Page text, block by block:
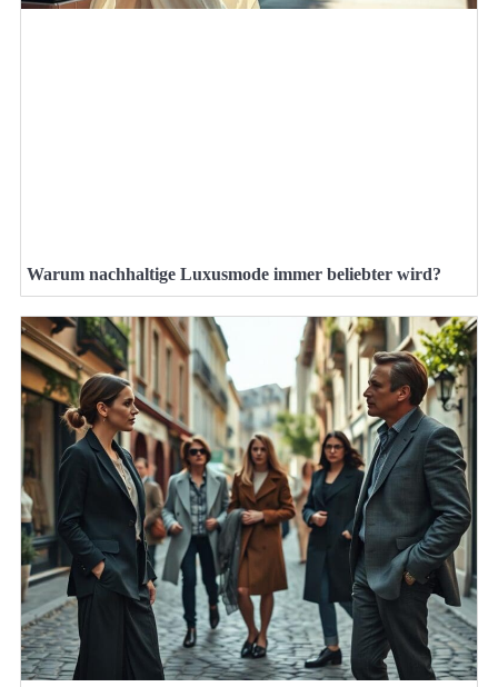
Warum nachhaltige Luxusmode immer beliebter wird?